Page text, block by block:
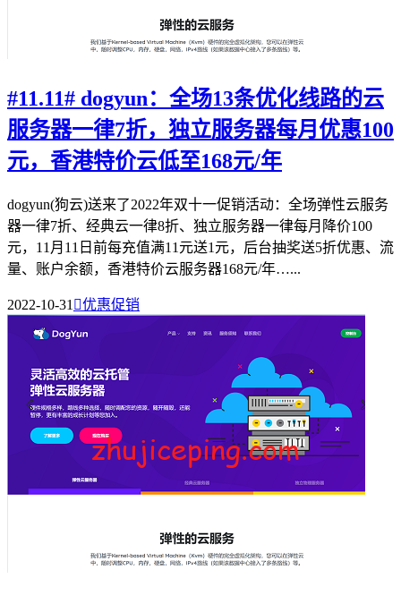
#11.11# dogyun：全场13条优化线路的云
服务器一律7折，独立服务器每月优惠100
元，香港特价云低至168元/年
dogyun(狗云)送来了2022年双十一促销活动：全场弹性云服务
器一律7折、经典云一律8折、独立服务器一律每月降价100
元，11月11日前每充值满11元送1元，后台抽奖送5折优惠、流
量、账户余额，香港特价云服务器168元/年…...
2022-10-31 优惠促销